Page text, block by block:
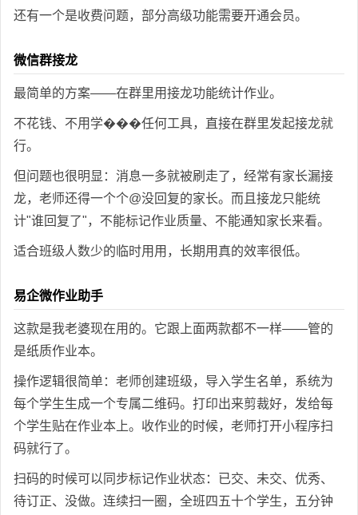
还有一个是收费问题，部分高级功能需要开通会员。
微信群接龙
最简单的方案——在群里用接龙功能统计作业。
不花钱、不用学���任何工具，直接在群里发起接龙就
行。
但问题也很明显：消息一多就被刷走了，经常有家长漏接
龙，老师还得一个个@没回复的家长。而且接龙只能统
计"谁回复了"，不能标记作业质量、不能通知家长来看。
适合班级人数少的临时用用，长期用真的效率很低。
易企微作业助手
这款是我老婆现在用的。它跟上面两款都不一样——管的
是纸质作业本。
操作逻辑很简单：老师创建班级，导入学生名单，系统为
每个学生生成一个专属二维码。打印出来剪裁好，发给每
个学生贴在作业本上。收作业的时候，老师打开小程序扫
码就行了。
扫码的时候可以同步标记作业状态：已交、未交、优秀、
待订正、没做。连续扫一圈，全班四五十个学生，五分钟